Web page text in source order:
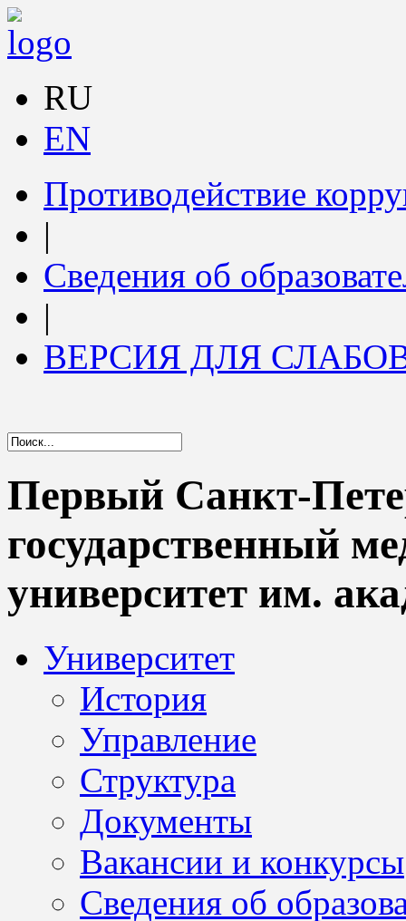
RU
EN
Противодействие
|
Сведения об
|
ВЕРСИЯ ДЛЯ
Первый Санкт-
государственный
университет им.
Университет
История
Управление
Структура
Документы
Вакансии и конкурсы
Сведения об